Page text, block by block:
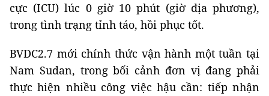
cực (ICU) lúc 0 giờ 10 phút (giờ địa phương),
trong tình trạng tỉnh táo, hồi phục tốt.
BVDC2.7 mới chính thức vận hành một tuần tại
Nam Sudan, trong bối cảnh đơn vị đang phải
thực hiện nhiều công việc hậu cần: tiếp nhận